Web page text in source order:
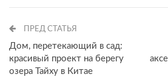
ПРЕД СТАТЬЯ
Дом, перетекающий в сад:
красивый проект на берегу
озера Тайху в Китае